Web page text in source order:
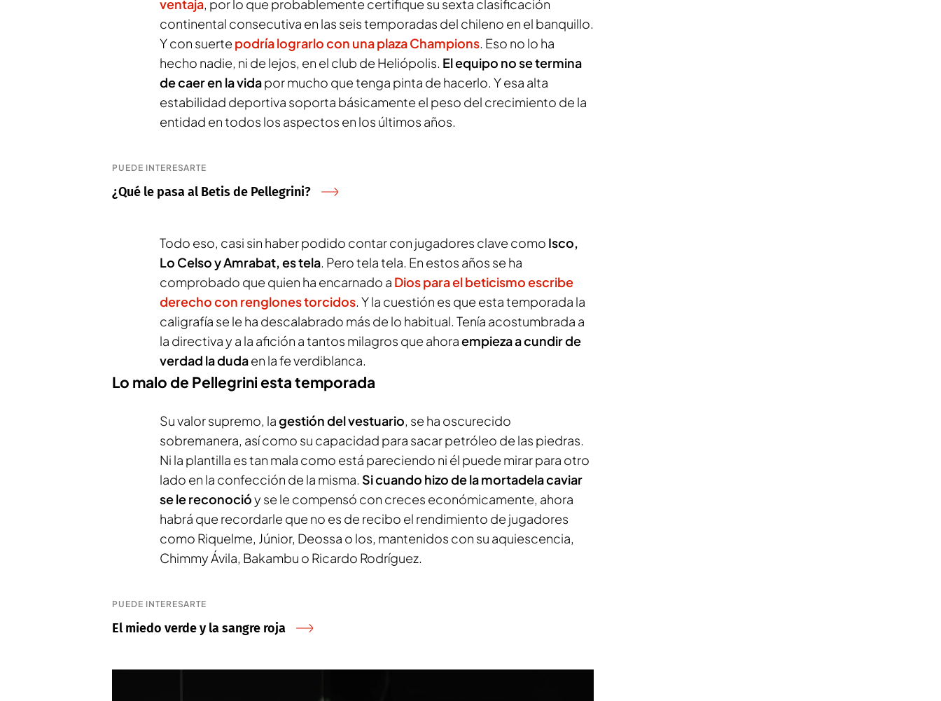
ventaja, por lo que probablemente certifique su sexta clasificación
continental consecutiva en las seis temporadas del chileno en el banquillo.
Y con suerte podría lograrlo con una plaza Champions. Eso no lo ha
hecho nadie, ni de lejos, en el club de Heliópolis. El equipo no se termina
de caer en la vidapor mucho que tenga pinta de hacerlo. Y esa alta
estabilidad deportiva soporta básicamente el peso del crecimiento de la
entidad en todos los aspectos en los últimos años.
PUEDE INTERESARTE
¿Qué le pasa al Betis de Pellegrini?
Todo eso, casi sin haber podido contar con jugadores clave como Isco,
Lo Celso y Amrabat, es tela. Pero tela tela. En estos años se ha
comprobado que quien ha encarnado a Dios para el beticismo escribe
derecho con renglones torcidos. Y la cuestión es que esta temporada la
caligrafía se le ha descalabrado más de lo habitual. Tenía acostumbrada a
la directiva y a la afición a tantos milagros que ahoraempieza a cundir de
verdad la dudaen la fe verdiblanca.
Lo malo de Pellegrini esta temporada
Su valor supremo, lagestión del vestuario, se ha oscurecido
sobremanera, así como su capacidad para sacar petróleo de las piedras.
Ni la plantilla es tan mala como está pareciendo ni él puede mirar para otro
lado en la confección de la misma. Si cuando hizo de la mortadela caviar
se le reconocióy se le compensó con creces económicamente, ahora
habrá que recordarle que no es de recibo el rendimiento de jugadores
como Riquelme, Júnior, Deossa o los, mantenidos con su aquiescencia,
Chimmy Ávila, Bakambu o Ricardo Rodríguez.
PUEDE INTERESARTE
El miedo verde y la sangre roja